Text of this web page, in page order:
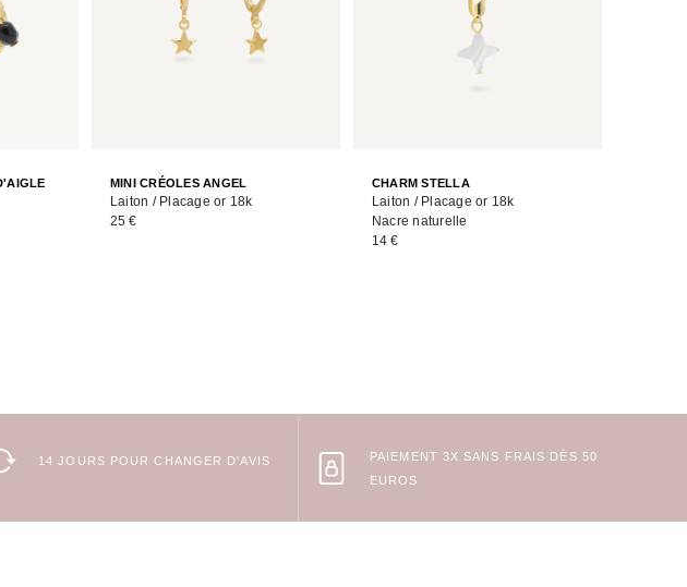
MINI CRÉOLES ANGEL
Laiton / Placage or 18k
25 €
CHARM STELLA
Laiton / Placage or 18k
Nacre naturelle
14 €
14 JOURS POUR CHANGER D'AVIS
PAIEMENT 3X SANS FRAIS DÈS 50
EUROS